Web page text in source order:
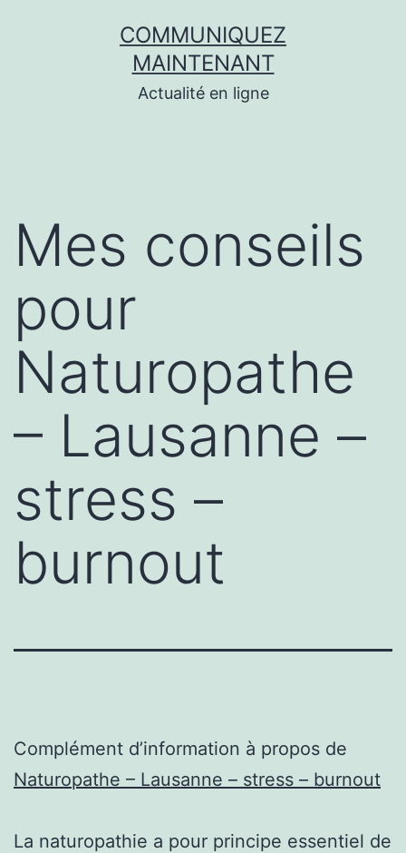
COMMUNIQUEZ
MAINTENANT
Actualité en ligne
Mes conseils
pour
Naturopathe
– Lausanne –
stress –
burnout
Complément d’information à propos de
Naturopathe – Lausanne – stress – burnout
La naturopathie a pour principe essentiel de